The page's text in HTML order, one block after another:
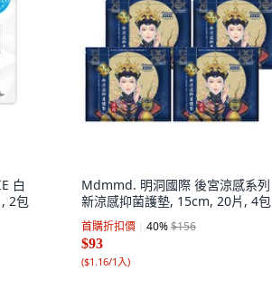
白
2包
Mdmmd. 明洞國際 後宮涼感系列
新涼感抑菌護墊, 15cm, 20片, 4包
首購折扣價 40%$156
$93
($1.16/1入)